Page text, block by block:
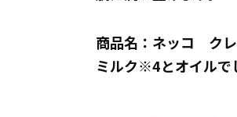
商品名：ネッコ ク
ミルク※4とオイル